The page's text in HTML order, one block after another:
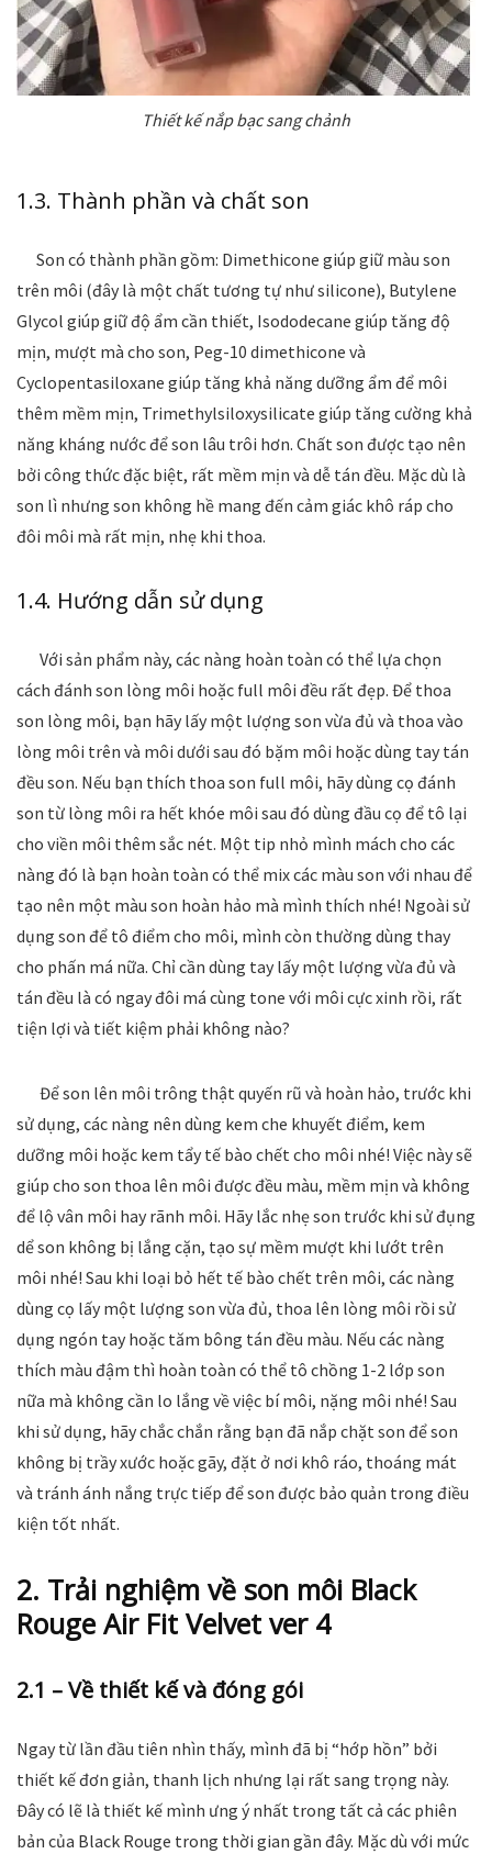
Thiết kế nắp bạc sang chảnh
1.3. Thành phần và chất son
Son có thành phần gồm: Dimethicone giúp giữ màu son
trên môi (đây là một chất tương tự như silicone), Butylene
Glycol giúp giữ độ ẩm cần thiết, Isododecane giúp tăng độ
mịn, mượt mà cho son, Peg-10 dimethicone và
Cyclopentasiloxane giúp tăng khả năng dưỡng ẩm để môi
thêm mềm mịn, Trimethylsiloxysilicate giúp tăng cường khả
năng kháng nước để son lâu trôi hơn. Chất son được tạo nên
bởi công thức đặc biệt, rất mềm mịn và dễ tán đều. Mặc dù là
son lì nhưng son không hề mang đến cảm giác khô ráp cho
đôi môi mà rất mịn, nhẹ khi thoa.
1.4. Hướng dẫn sử dụng
Với sản phẩm này, các nàng hoàn toàn có thể lựa chọn
cách đánh son lòng môi hoặc full môi đều rất đẹp. Để thoa
son lòng môi, bạn hãy lấy một lượng son vừa đủ và thoa vào
lòng môi trên và môi dưới sau đó bặm môi hoặc dùng tay tán
đều son. Nếu bạn thích thoa son full môi, hãy dùng cọ đánh
son từ lòng môi ra hết khóe môi sau đó dùng đầu cọ để tô lại
cho viền môi thêm sắc nét. Một tip nhỏ mình mách cho các
nàng đó là bạn hoàn toàn có thể mix các màu son với nhau để
tạo nên một màu son hoàn hảo mà mình thích nhé! Ngoài sử
dụng son để tô điểm cho môi, mình còn thường dùng thay
cho phấn má nữa. Chỉ cần dùng tay lấy một lượng vừa đủ và
tán đều là có ngay đôi má cùng tone với môi cực xinh rồi, rất
tiện lợi và tiết kiệm phải không nào?
Để son lên môi trông thật quyến rũ và hoàn hảo, trước khi
sử dụng, các nàng nên dùng kem che khuyết điểm, kem
dưỡng môi hoặc kem tẩy tế bào chết cho môi nhé! Việc này sẽ
giúp cho son thoa lên môi được đều màu, mềm mịn và không
để lộ vân môi hay rãnh môi. Hãy lắc nhẹ son trước khi sử đụng
dể son không bị lắng cặn, tạo sự mềm mượt khi lướt trên
môi nhé! Sau khi loại bỏ hết tế bào chết trên môi, các nàng
dùng cọ lấy một lượng son vừa đủ, thoa lên lòng môi rồi sử
dụng ngón tay hoặc tăm bông tán đều màu. Nếu các nàng
thích màu đậm thì hoàn toàn có thể tô chồng 1-2 lớp son
nữa mà không cần lo lắng về việc bí môi, nặng môi nhé! Sau
khi sử dụng, hãy chắc chắn rằng bạn đã nắp chặt son để son
không bị trầy xước hoặc gãy, đặt ở nơi khô ráo, thoáng mát
và tránh ánh nắng trực tiếp để son được bảo quản trong điều
kiện tốt nhất.
2. Trải nghiệm về son môi Black
Rouge Air Fit Velvet ver 4
2.1 – Về thiết kế và đóng gói
Ngay từ lần đầu tiên nhìn thấy, mình đã bị “hớp hồn” bởi
thiết kế đơn giản, thanh lịch nhưng lại rất sang trọng này.
Đây có lẽ là thiết kế mình ưng ý nhất trong tất cả các phiên
bản của Black Rouge trong thời gian gần đây. Mặc dù với mức